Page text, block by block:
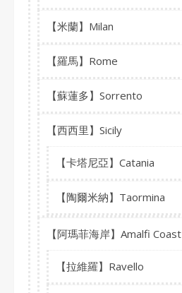
【米蘭】Milan
【羅馬】Rome
【蘇蓮多】Sorrento
【西西里】Sicily
【卡塔尼亞】Catania
【陶爾米納】Taormina
【阿瑪菲海岸】Amalfi Coast
【拉維羅】Ravello